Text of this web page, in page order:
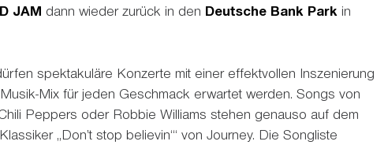
JAM dann wieder zurück in den Deutsche Bank Park in
spektakuläre Konzerte mit einer effektvollen Inszenierung
Mix für jeden Geschmack erwartet werden. Songs von
Peppers oder Robbie Williams stehen genauso auf dem
„Don’t stop believin‘“ von Journey. Die Songliste